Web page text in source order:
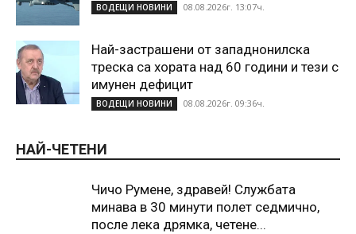
ВОДЕЩИ НОВИНИ 08.08.2026г. 13:07ч.
Най-застрашени от западнонилска
треска са хората над 60 години и тези с
имунен дефицит
ВОДЕЩИ НОВИНИ 08.08.2026г. 09:36ч.
НАЙ-ЧЕТЕНИ
Чичо Румене, здравей! Службата
минава в 30 минути полет седмично,
после лека дрямка, четене...